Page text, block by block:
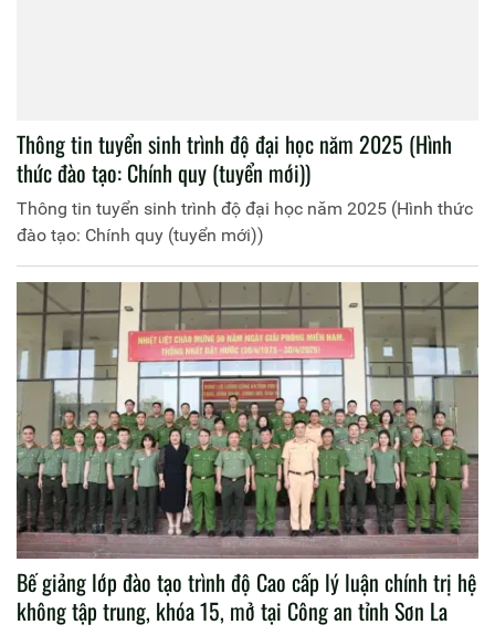
Thông tin tuyển sinh trình độ đại học năm 2025 (Hình
thức đào tạo: Chính quy (tuyển mới))
Thông tin tuyển sinh trình độ đại học năm 2025 (Hình thức
đào tạo: Chính quy (tuyển mới))
Bế giảng lớp đào tạo trình độ Cao cấp lý luận chính trị hệ
không tập trung, khóa 15, mở tại Công an tỉnh Sơn La